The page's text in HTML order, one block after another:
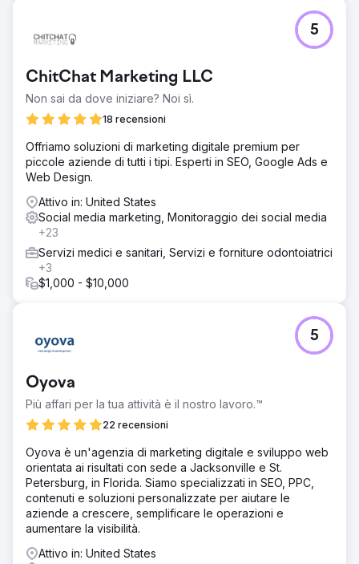
Avevano bisogno di una suite completa di servizi di
marketing digitale perché avevano poca visibilità, un
Ailie Inc. ha iniziato a gestire la ricostruzione del sito web
di Earth Road Inc. Asphalt. Dopo aver indicizzato il sito e
abbiamo fornito marketing digitale, gestione dei social
media e strategia del marchio. Abbiamo supportato
questa azienda attraverso molti cambiamenti e fasi di
crescita.
Risultato
Ogni anno Earth Road Inc. Asphalt ha collaborato con Ailie
Inc., le loro vendite e visibilità sono aumentate e il 2023 è
stato il loro anno di vendite migliori fino ad ora. Ora si
posizionano al 1°-2° posto per gli obiettivi delle parole
ChitChat Marketing LLC
Non sai da dove iniziare? Noi sì.
18 recensioni
5
Offriamo soluzioni di marketing digitale premium per
piccole aziende di tutti i tipi. Esperti in SEO, Google Ads e
Web Design.
Attivo in: United States
Social media marketing, Monitoraggio dei social media
+23
Servizi medici e sanitari, Servizi e forniture odontoiatrici
+3
$1,000 - $10,000
Oyova
Più affari per la tua attività è il nostro lavoro.™
22 recensioni
5
Oyova è un'agenzia di marketing digitale e sviluppo web
orientata ai risultati con sede a Jacksonville e St.
Petersburg, in Florida. Siamo specializzati in SEO, PPC,
contenuti e soluzioni personalizzate per aiutare le
aziende a crescere, semplificare le operazioni e
aumentare la visibilità.
Attivo in: United States